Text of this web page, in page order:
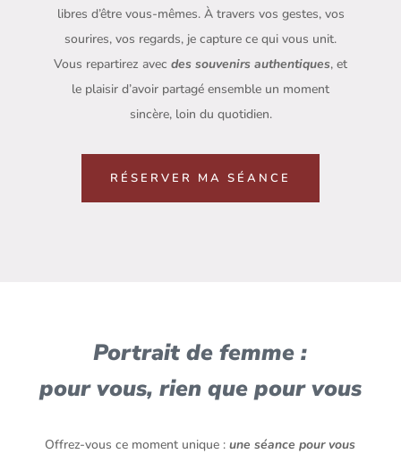
libres d’être vous-mêmes. À travers vos gestes, vos
sourires, vos regards, je capture ce qui vous unit.
Vous repartirez avec des souvenirs authentiques, et
le plaisir d’avoir partagé ensemble un moment
sincère, loin du quotidien.
RÉSERVER MA SÉANCE
Portrait de femme :
pour vous, rien que pour vous
Offrez-vous ce moment unique :une séance pour vous